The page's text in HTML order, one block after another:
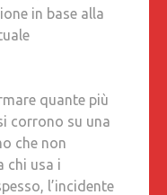
in base alla
quante più
corrono su una
che non
chi usa i
l’incidente